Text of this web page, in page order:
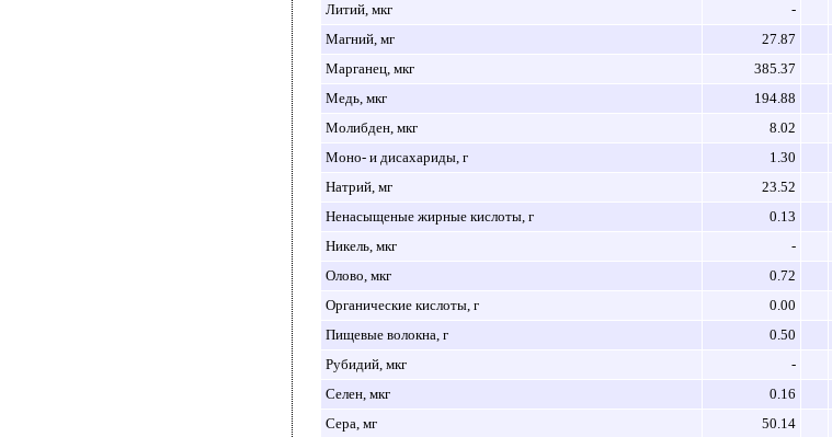
Литий, мкг
-
Магний, мг
27.87
Марганец, мкг
385.37
Медь, мкг
194.88
Молибден, мкг
8.02
Моно- и дисахариды, г
1.30
Натрий, мг
23.52
Ненасыщеные жирные кислоты, г
0.13
Никель, мкг
-
Олово, мкг
0.72
Органические кислоты, г
0.00
Пищевые волокна, г
0.50
Рубидий, мкг
-
Селен, мкг
0.16
Сера, мг
50.14